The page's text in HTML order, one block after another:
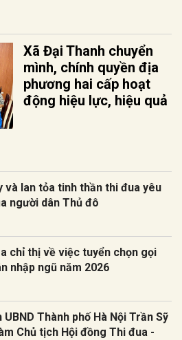
Xã Đại Thanh chuyển
mình, chính quyền địa
phương hai cấp hoạt
động hiệu lực, hiệu quả
và lan tỏa tinh thần thi đua yêu
người dân Thủ đô
chỉ thị về việc tuyển chọn gọi
nhập ngũ năm 2026
UBND Thành phố Hà Nội Trần Sỹ
Chủ tịch Hội đồng Thi đua -